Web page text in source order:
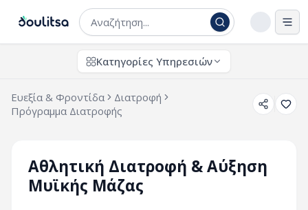
Κατηγορίες Υπηρεσιών
Ευεξία & Φροντίδα
Διατροφή
Πρόγραμμα Διατροφής
Αθλητική Διατροφή & Αύξηση
Μυϊκής Μάζας